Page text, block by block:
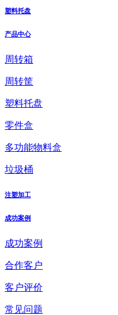
塑料托盘
产品中心
周转箱
周转筐
塑料托盘
零件盒
多功能物料盒
垃圾桶
注塑加工
成功案例
成功案例
合作客户
客户评价
常见问题